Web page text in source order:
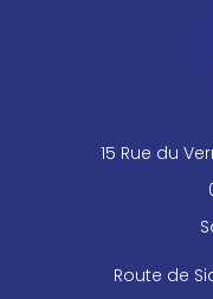
15 Rue du
Route de